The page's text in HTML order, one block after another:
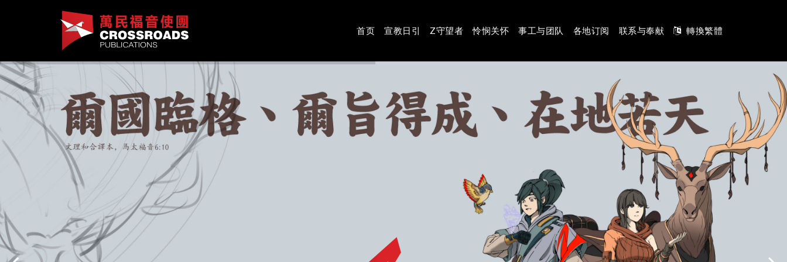
首页 宣教日引 Z守望者 怜悯关怀 事工与团队 各地订阅 联系与奉献 轉換繁體